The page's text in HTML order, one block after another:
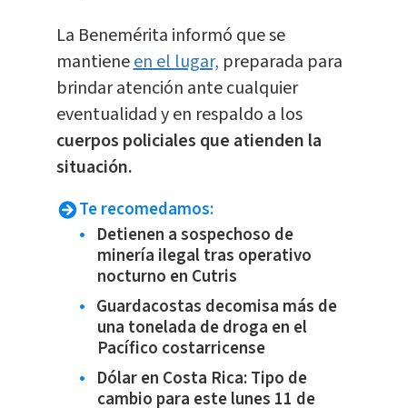
La Benemérita informó que se
mantieneen el lugar, preparada para
brindar atención ante cualquier
eventualidad y en respaldo a los
cuerpos policiales que atienden la
situación.
Te recomedamos:
Detienen a sospechoso de
minería ilegal tras operativo
nocturno en Cutris
Guardacostas decomisa más de
una tonelada de droga en el
Pacífico costarricense
Dólar en Costa Rica: Tipo de
cambio para este lunes 11 de